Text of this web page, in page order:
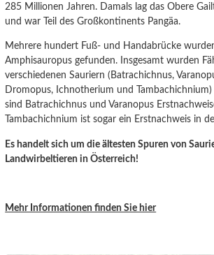
285 Millionen Jahren. Damals lag das Obere
und war Teil des Großkontinents Pangäa.
Mehrere hundert Fuß- und Handabrücke
Amphisauropus gefunden. Insgesamt wurden
verschiedenen Sauriern (Batrachichnus,
Dromopus, Ichnotherium und
sind Batrachichnus und Varanopus
Tambachichnium ist sogar ein Erstnachweis in
Es handelt sich um die ältesten Spuren von
Landwirbeltieren in Österreich!
Mehr Informationen finden Sie hier